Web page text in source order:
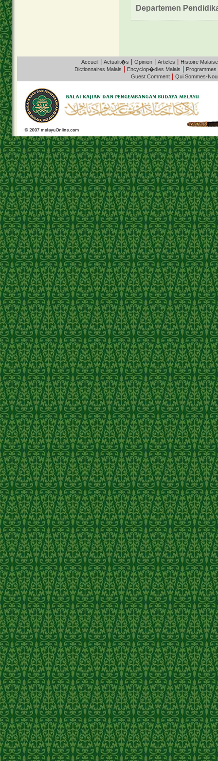
Departemen
Accueil| Actualit�s Opinion| Articles Histoire Malaise
Dictionnaires Malais Encyclop�dies Malais Programmes
Guest Comment Qui Sommes-